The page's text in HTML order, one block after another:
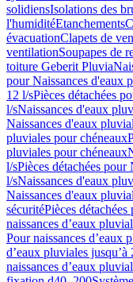
solidiensIsolations des
l'humiditéEtanchements
évacuationClapets de
ventilationSoupapes de
toiture Geberit Pluvia
pour Naissances d'eaux
12 l/sPièces détachées
l/sNaissances d'eaux
Naissances d'eaux
pluviales pour chéneaux
pluviales pour chéneaux
l/sPièces détachées
l/sNaissances d'eaux
Naissances d'eaux
sécuritéPièces
naissances d’eaux
Pour naissances d’eaux
d’eaux pluviales jusqu’à
naissances d’eaux